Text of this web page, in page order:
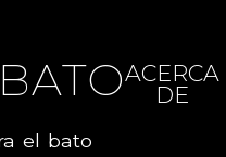
el bato
ACERCA
DE